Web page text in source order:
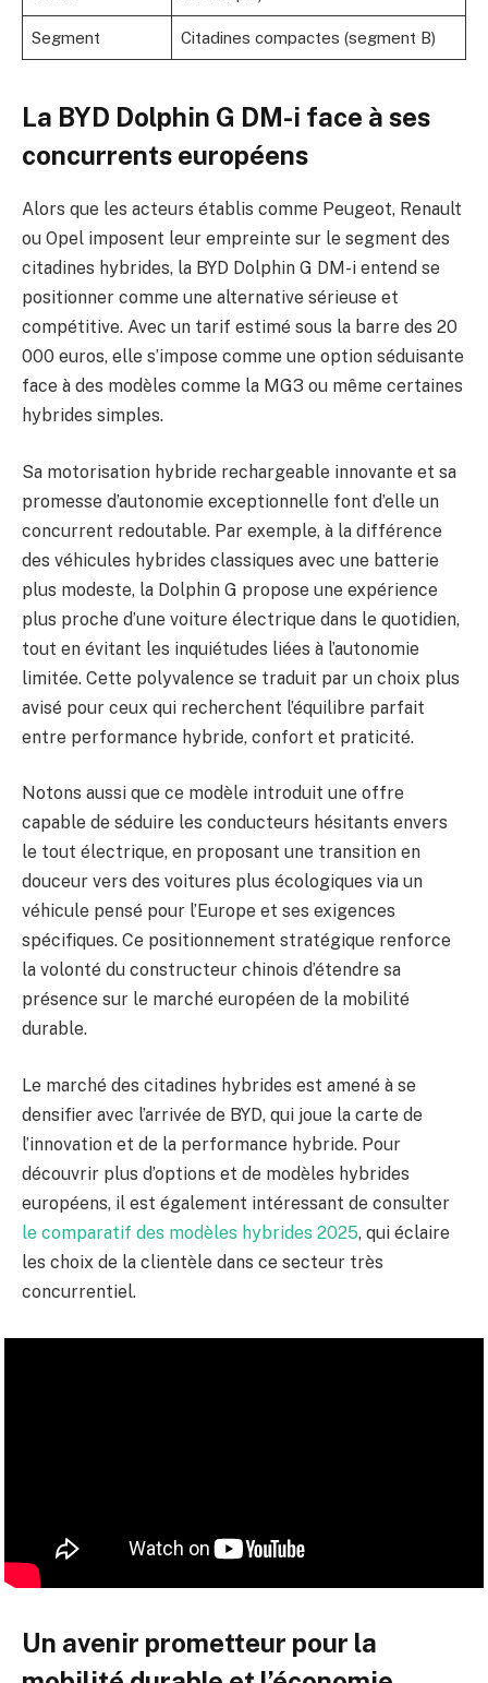
Segment Citadines compactes (segment B)
La BYD Dolphin G DM-i face à ses
concurrents européens
Alors que les acteurs établis comme Peugeot, Renault
ou Opel imposent leur empreinte sur le segment des
citadines hybrides, la BYD Dolphin G DM-i entend se
positionner comme une alternative sérieuse et
compétitive. Avec un tarif estimé sous la barre des 20
000 euros, elle s’impose comme une option séduisante
face à des modèles comme la MG3 ou même certaines
hybrides simples.
Sa motorisation hybride rechargeable innovante et sa
promesse d’autonomie exceptionnelle font d’elle un
concurrent redoutable. Par exemple, à la différence
des véhicules hybrides classiques avec une batterie
plus modeste, la Dolphin G propose une expérience
plus proche d’une voiture électrique dans le quotidien,
tout en évitant les inquiétudes liées à l’autonomie
limitée. Cette polyvalence se traduit par un choix plus
avisé pour ceux qui recherchent l’équilibre parfait
entre performance hybride, confort et praticité.
Notons aussi que ce modèle introduit une offre
capable de séduire les conducteurs hésitants envers
le tout électrique, en proposant une transition en
douceur vers des voitures plus écologiques via un
véhicule pensé pour l’Europe et ses exigences
spécifiques. Ce positionnement stratégique renforce
la volonté du constructeur chinois d’étendre sa
présence sur le marché européen de la mobilité
durable.
Le marché des citadines hybrides est amené à se
densifier avec l’arrivée de BYD, qui joue la carte de
l’innovation et de la performance hybride. Pour
découvrir plus d’options et de modèles hybrides
européens, il est également intéressant de consulter
le comparatif des modèles hybrides 2025, qui éclaire
les choix de la clientèle dans ce secteur très
concurrentiel.
Un avenir prometteur pour la